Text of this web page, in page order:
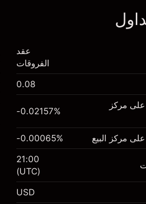
متاح للتداول من خلال عقود
عقد
الفروقات
0.08
مركز
$1,000.00
-0.02157%
مركز البيع -0.00065%
21:00
(UTC)
USD